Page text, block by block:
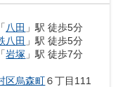
「八田 」駅 徒歩5分
八田 」駅 徒歩5分
「岩塚 」駅 徒歩7分
区烏森町６丁目111